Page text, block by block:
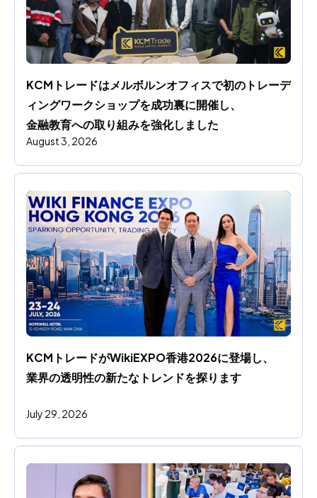
KCMトレードはメルボルンオフィスで初のトレーデ
ィングワークショップを成功裏に開催し、
金融教育への取り組みを強化しました
August 3, 2026
KCMトレードがWikiEXPO香港2026に登場し、
業界の透明性の新たなトレンドを探ります
July 29, 2026